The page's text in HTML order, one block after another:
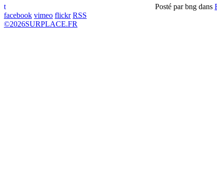
t Posté parbng dans
facebook vimeo flickr RSS
©2026SURPLACE.FR